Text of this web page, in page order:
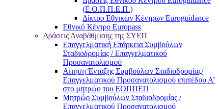
(Ε.Ο.Π.Π.Ε.Π.)
Δίκτυο Εθνικών Κέντρων Euroguidance
Εθνικό Κέντρο Europass
Δράσεις Αναβάθμισης της ΣΥΕΠ
Επαγγελματική Επάρκεια Συμβούλων
Σταδιοδρομίας / Επαγγελματικού
Προσανατολισμού
Αίτηση Ένταξης Συμβούλων Σταδιοδρομίας/
Επαγγελματικού Προσανατολισμού επιπέδου Α’
στο μητρώο του ΕΟΠΠΕΠ
Μητρώο Συμβούλων Σταδιοδρομίας /
Επαγγελματικού Προσανατολισμού